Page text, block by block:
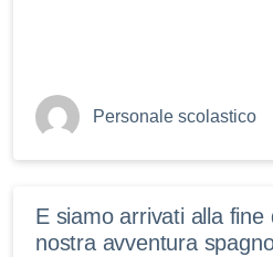
Personale scolastico
E siamo arrivati alla fine
nostra avventura